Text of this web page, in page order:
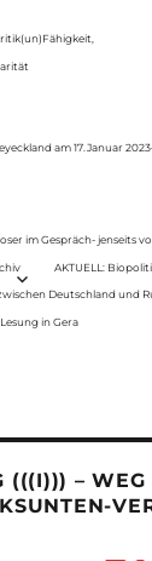
am 17.Januar
im Gespräch- jenseits
AKTUELL:
Deutschland und
in Gera
(((I))) – WEG